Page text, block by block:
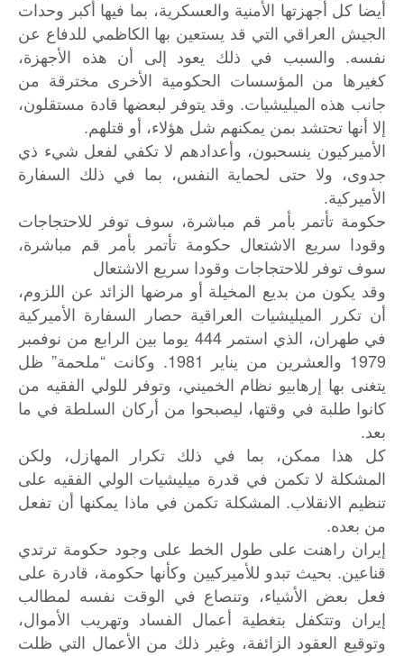
أيضا كل أجهزتها الأمنية والعسكرية، بما فيها أكبر وحدات
الجيش العراقي التي قد يستعين بها الكاظمي للدفاع عن
نفسه. والسبب في ذلك يعود إلى أن هذه الأجهزة،
كغيرها من المؤسسات الحكومية الأخرى مخترقة من
جانب هذه الميليشيات. وقد يتوفر لبعضها قادة مستقلون،
إلا أنها تحتشد بمن يمكنهم شل هؤلاء، أو قتلهم.
الأميركيون ينسحبون، وأعدادهم لا تكفي لفعل شيء ذي
جدوى، ولا حتى لحماية النفس، بما في ذلك السفارة
الأميركية.
حكومة تأتمر بأمر قم مباشرة، سوف توفر للاحتجاجات
وقودا سريع الاشتعال حكومة تأتمر بأمر قم مباشرة،
سوف توفر للاحتجاجات وقودا سريع الاشتعال
وقد يكون من بديع المخيلة أو مرضها الزائد عن اللزوم،
أن تكرر الميليشيات العراقية حصار السفارة الأميركية
في طهران، الذي استمر 444 يوما بين الرابع من نوفمبر
1979 والعشرين من يناير 1981. وكانت “ملحمة” ظل
يتغنى بها إرهابيو نظام الخميني، وتوفر للولي الفقيه من
كانوا طلبة في وقتها، ليصبحوا من أركان السلطة في ما
بعد.
كل هذا ممكن، بما في ذلك تكرار المهازل، ولكن
المشكلة لا تكمن في قدرة ميليشيات الولي الفقيه على
تنظيم الانقلاب. المشكلة تكمن في ماذا يمكنها أن تفعل
من بعده.
إيران راهنت على طول الخط على وجود حكومة ترتدي
قناعين. بحيث تبدو للأميركيين وكأنها حكومة، قادرة على
فعل بعض الأشياء، وتنصاع في الوقت نفسه لمطالب
إيران وتتكفل بتغطية أعمال الفساد وتهريب الأموال،
وتوقيع العقود الزائفة، وغير ذلك من الأعمال التي ظلت